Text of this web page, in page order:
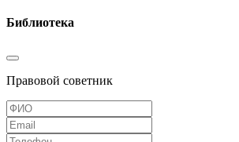
Библиотека
Правовой советник